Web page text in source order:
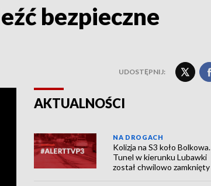
bezpieczne
UDOSTĘPNIJ:
AKTUALNOŚCI
NA DROGACH
Kolizja na S3 koło Bolkowa.
Tunel w kierunku Lubawki
został chwilowo zamknięty